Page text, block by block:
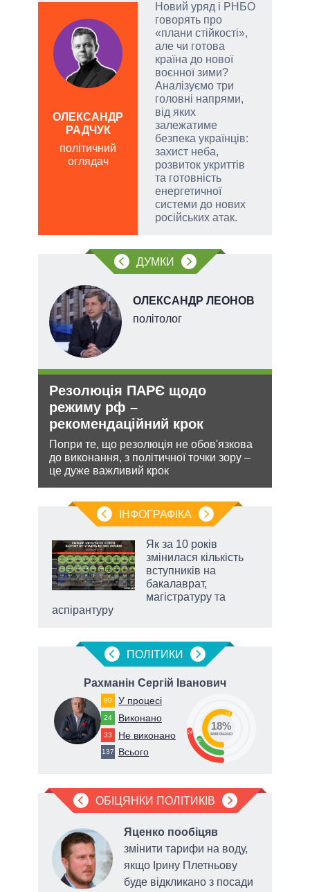
Новий уряд і РНБО
говорять про
«плани стійкості»,
але чи готова
країна до нової
воєнної зими?
Аналізуємо три
головні напрями,
від яких
залежатиме
безпека українців:
захист неба,
розвиток укриттів
та готовність
енергетичної
системи до нових
російських атак.
ОЛЕКСАНДР
РАДЧУК
політичний
оглядач
ДУМКИ
ОЛЕКСАНДР ЛЕОНОВ
політолог
Резолюція ПАРЄ щодо
режиму рф –
рекомендаційний крок
Попри те, що резолюція не обов'язкова
до виконання, з політичної точки зору –
це дуже важливий крок
ІНФОГРАФІКА
Як за 10 років
змінилася кількість
вступників на
бакалаврат,
магістратуру та
аспірантуру
ПОЛIТИКИ
Рахманін Сергій Іванович
80 У процесі
24 Виконано
33 Не виконано
137 Всього
24
18
58
18%
виконано
ОБІЦЯНКИ ПОЛІТИКІВ
Яценко пообіцяв
змінити тарифи на воду,
якщо Ірину Плетньову
буде відкликано з посади